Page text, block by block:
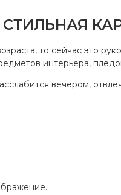
то сейчас это
интерьера,
вечером,